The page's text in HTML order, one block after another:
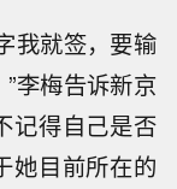
我就签，要输
李梅告诉新京
记得自己是否
她目前所在的